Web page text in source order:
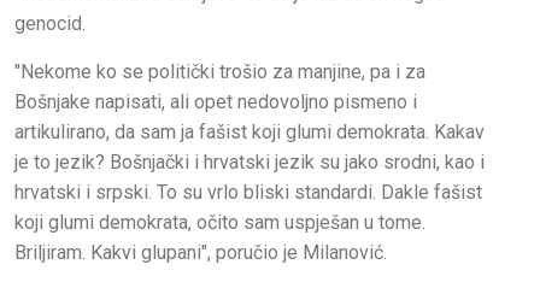
genocid.
"Nekome ko se politički trošio za manjine, pa i za
Bošnjake napisati, ali opet nedovoljno pismeno i
artikulirano, da sam ja fašist koji glumi demokrata. Kakav
je to jezik? Bošnjački i hrvatski jezik su jako srodni, kao i
hrvatski i srpski. To su vrlo bliski standardi. Dakle fašist
koji glumi demokrata, očito sam uspješan u tome.
Briljiram. Kakvi glupani", poručio je Milanović.